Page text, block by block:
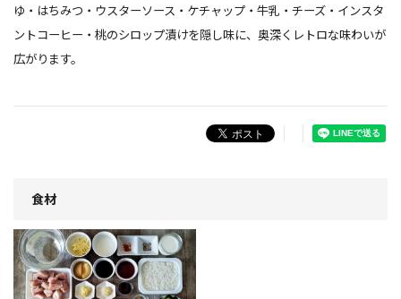
ゆ・はちみつ・ウスターソース・ケチャップ・牛乳・チーズ・インスタ
ントコーヒー・桃のシロップ漬けを隠し味に、奥深くレトロな味わいが
広がります。
食材